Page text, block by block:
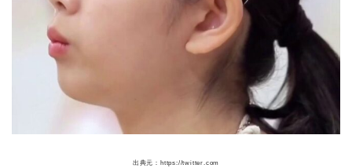
出典元：https://twitter.com